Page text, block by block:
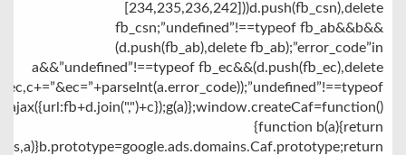
[234,235,236,242]))d.push(fb_csn),delete
fb_csn;”undefined”!==typeof fb_ab&&b&&
(d.push(fb_ab),delete fb_ab);”error_code”in
a&&”undefined”!==typeof fb_ec&&(d.push(fb_ec),delete
{function b(a){return